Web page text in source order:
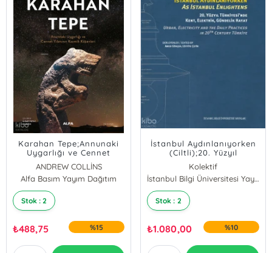
Karahan Tepe;Annunaki
Uygarlığı ve Cennet
Yılanının Kozmik
Kökenleri
ANDREW COLLİNS
Alfa Basım Yayım Dağıtım
Stok : 2
₺488,75 %15
İstanbul Aydınlanıyorken
(Ciltli);20. Yüzyıl
Türkiyesi’nde Kent,
Elektrik, Gündelik Hayat
Kolektif
İstanbul Bilgi Üniversitesi Yayınları
Stok : 2
₺1.080,00 %10